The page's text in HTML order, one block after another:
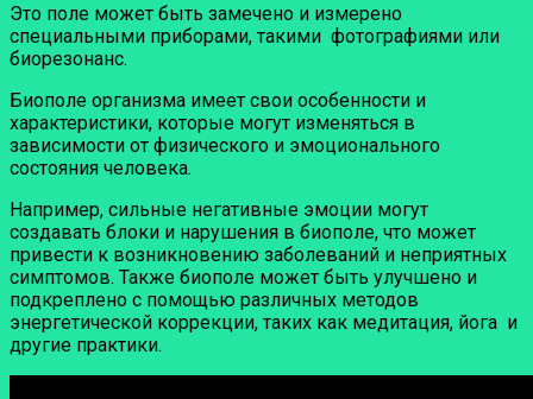
Это поле может быть замечено и измерено
специальными приборами, такими фотографиями или
биорезонанс.
Биополе организма имеет свои особенности и
характеристики, которые могут изменяться в
зависимости от физического и эмоционального
состояния человека.
Например, сильные негативные эмоции могут
создавать блоки и нарушения в биополе, что может
привести к возникновению заболеваний и неприятных
симптомов. Также биополе может быть улучшено и
подкреплено с помощью различных методов
энергетической коррекции, таких как медитация, йога и
другие практики.